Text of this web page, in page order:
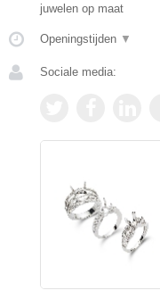
juwelen op maat
Openingstijden ▼
Sociale media: